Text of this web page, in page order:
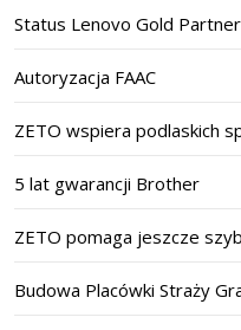
Status Lenovo Gold Partner
Autoryzacja FAAC
ZETO wspiera podlaskich
5 lat gwarancji Brother
ZETO pomaga jeszcze
Budowa Placówki Straży